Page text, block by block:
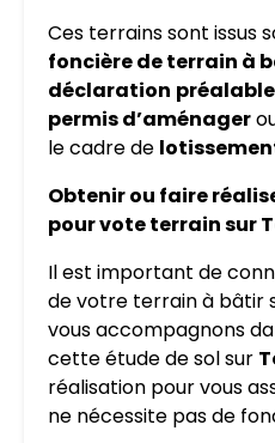
Ces terrains sont issus
foncière de terrain à
déclaration
permis d’aménager
le cadre de
Obtenir ou faire
pour vote terrain sur
Il est important de
de votre terrain à bâtir
vous accompagnons
cette étude de sol sur
réalisation pour vous
ne nécessite pas de